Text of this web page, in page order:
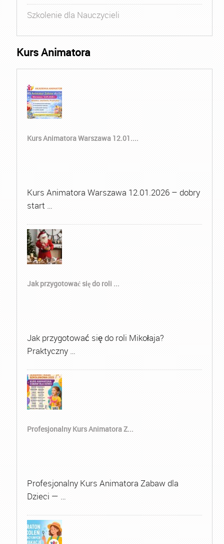
Szkolenie dla Nauczycieli
Kurs Animatora
Kurs Animatora Warszawa 12.01....
Kurs Animatora Warszawa 12.01.2026 – dobry
start …
Jak przygotować się do roli ...
Jak przygotować się do roli Mikołaja?
Praktyczny …
Profesjonalny Kurs Animatora Z...
Profesjonalny Kurs Animatora Zabaw dla
Dzieci — …